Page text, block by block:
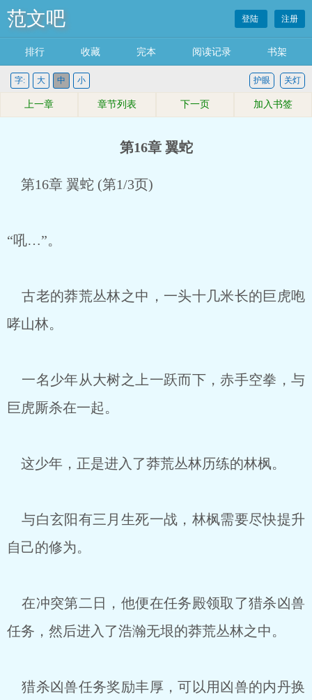
范文吧 登陆 注册
排行 收藏 完本 阅读记录 书架
字: 大 中 小 关灯
护眼
上一章 章节列表 下一页 加入书签
第16章 翼蛇
第16章 翼蛇 (第1/3页)
“吼…”。
古老的莽荒丛林之中，一头十几米长的巨虎咆
哮山林。
一名少年从大树之上一跃而下，赤手空拳，与
巨虎厮杀在一起。
这少年，正是进入了莽荒丛林历练的林枫。
与白玄阳有三月生死一战，林枫需要尽快提升
自己的修为。
在冲突第二日，他便在任务殿领取了猎杀凶兽
任务，然后进入了浩瀚无垠的莽荒丛林之中。
猎杀凶兽任务奖励丰厚，可以用凶兽的内丹换